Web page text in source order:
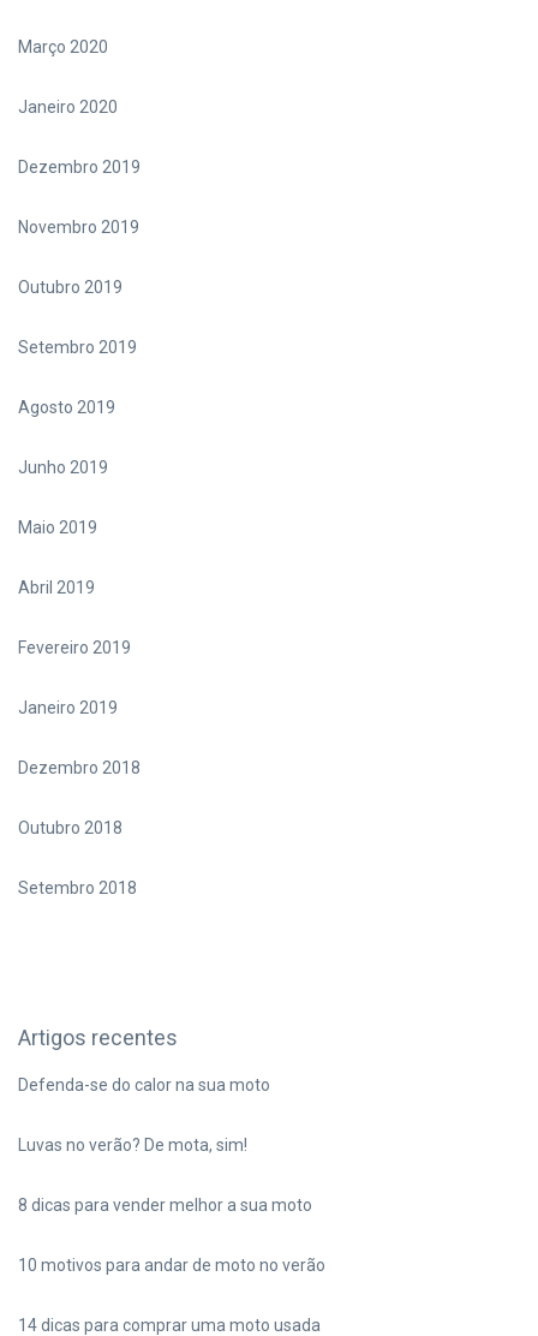
Março 2020
Janeiro 2020
Dezembro 2019
Novembro 2019
Outubro 2019
Setembro 2019
Agosto 2019
Junho 2019
Maio 2019
Abril 2019
Fevereiro 2019
Janeiro 2019
Dezembro 2018
Outubro 2018
Setembro 2018
Artigos recentes
Defenda-se do calor na sua moto
Luvas no verão? De mota, sim!
8 dicas para vender melhor a sua moto
10 motivos para andar de moto no verão
14 dicas para comprar uma moto usada